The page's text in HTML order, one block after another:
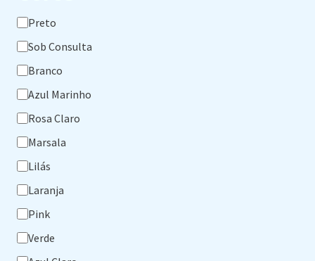
Cores
Preto
Sob Consulta
Branco
Azul Marinho
Rosa Claro
Marsala
Lilás
Laranja
Pink
Verde